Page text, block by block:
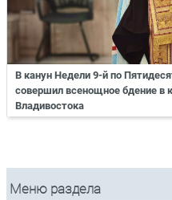
В канун Недели 9-й по
совершил всенощное бдение в
Владивостока
Меню раздела